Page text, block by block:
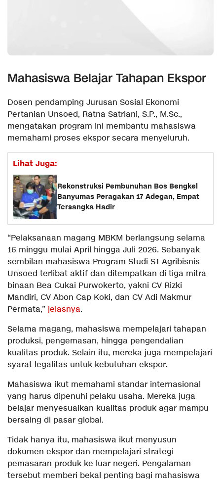
Mahasiswa Belajar Tahapan Ekspor
Dosen pendamping Jurusan Sosial Ekonomi
Pertanian Unsoed, Ratna Satriani, S.P., M.Sc.,
mengatakan program ini membantu mahasiswa
memahami proses ekspor secara menyeluruh.
Lihat Juga:
Rekonstruksi Pembunuhan Bos Bengkel
Banyumas Peragakan 17 Adegan, Empat
Tersangka Hadir
“Pelaksanaan magang MBKM berlangsung selama
16 minggu mulai April hingga Juli 2026. Sebanyak
sembilan mahasiswa Program Studi S1 Agribisnis
Unsoed terlibat aktif dan ditempatkan di tiga mitra
binaan Bea Cukai Purwokerto, yakni CV Rizki
Mandiri, CV Abon Cap Koki, dan CV Adi Makmur
Permata,” jelasnya.
Selama magang, mahasiswa mempelajari tahapan
produksi, pengemasan, hingga pengendalian
kualitas produk. Selain itu, mereka juga mempelajari
syarat legalitas untuk kebutuhan ekspor.
Mahasiswa ikut memahami standar internasional
yang harus dipenuhi pelaku usaha. Mereka juga
belajar menyesuaikan kualitas produk agar mampu
bersaing di pasar global.
Tidak hanya itu, mahasiswa ikut menyusun
dokumen ekspor dan mempelajari strategi
pemasaran produk ke luar negeri. Pengalaman
tersebut memberi bekal penting bagi mahasiswa